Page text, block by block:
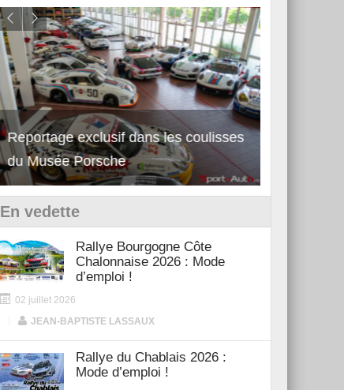
Reportage exclusif dans les coulisses
du Musée Porsche
Découverte de la nouvelle Ferrari
12Cilindri Manuale
En vedette
Rallye Bourgogne Côte
Chalonnaise 2026 : Mode
d’emploi !
02 juillet 2026
JEAN-BAPTISTE LASSAUX
Rallye du Chablais 2026 :
Mode d’emploi !